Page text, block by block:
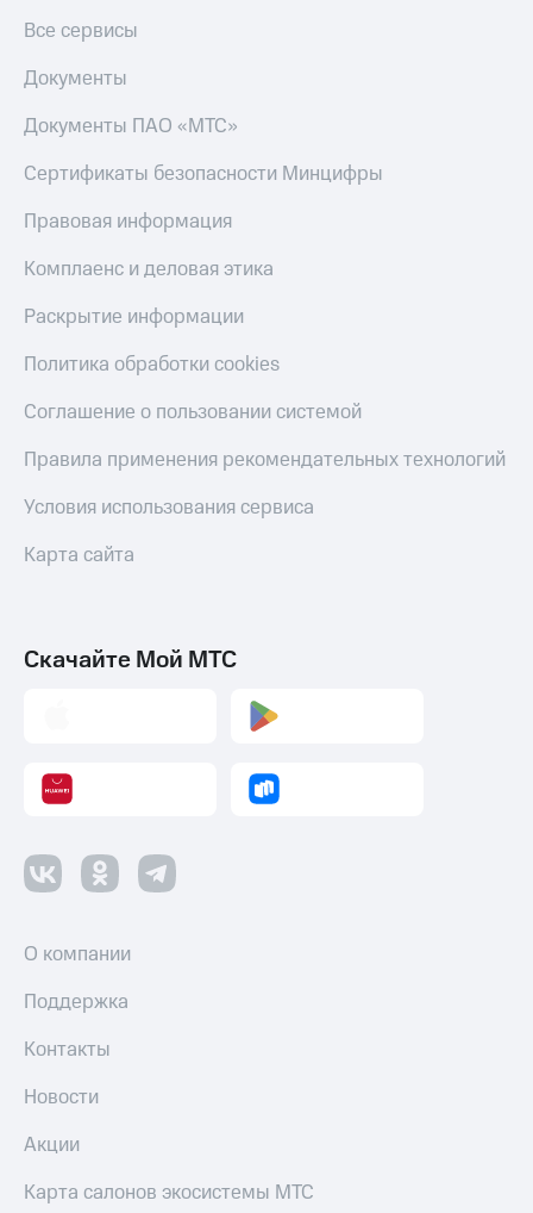
Все сервисы
Документы
Документы ПАО «МТС»
Сертификаты безопасности Минцифры
Правовая информация
Комплаенс и деловая этика
Раскрытие информации
Политика обработки cookies
Соглашение о пользовании системой
Правила применения рекомендательных технологий
Условия использования сервиса
Карта сайта
Скачайте Мой МТС
О компании
Поддержка
Контакты
Новости
Акции
Карта салонов экосистемы МТС